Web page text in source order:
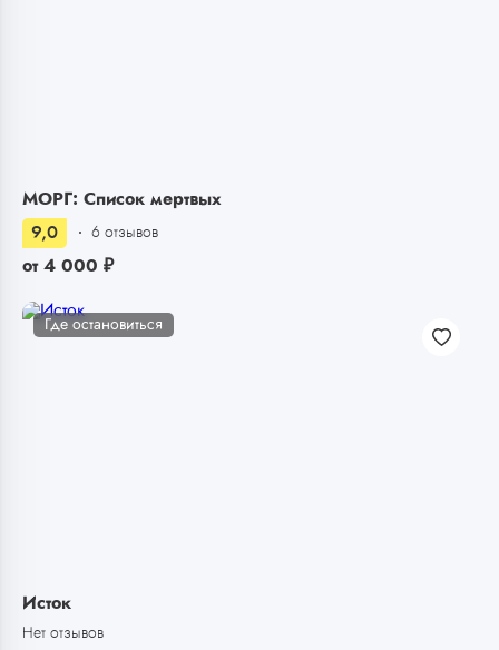
МОРГ: Список мертвых
9,0
6 отзывов
от 4 000 ₽
Где остановиться
Исток
Нет отзывов